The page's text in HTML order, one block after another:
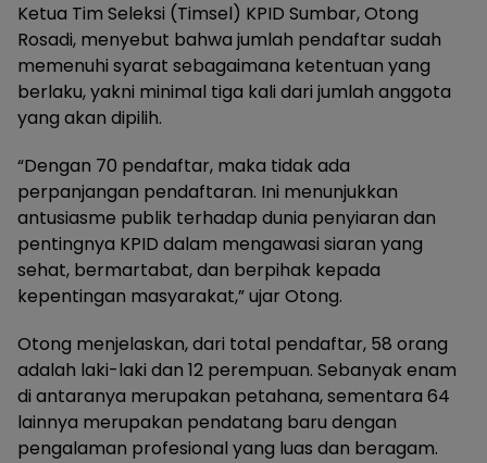
Ketua Tim Seleksi (Timsel) KPID Sumbar, Otong
Rosadi, menyebut bahwa jumlah pendaftar sudah
memenuhi syarat sebagaimana ketentuan yang
berlaku, yakni minimal tiga kali dari jumlah anggota
yang akan dipilih.
“Dengan 70 pendaftar, maka tidak ada
perpanjangan pendaftaran. Ini menunjukkan
antusiasme publik terhadap dunia penyiaran dan
pentingnya KPID dalam mengawasi siaran yang
sehat, bermartabat, dan berpihak kepada
kepentingan masyarakat,” ujar Otong.
Otong menjelaskan, dari total pendaftar, 58 orang
adalah laki-laki dan 12 perempuan. Sebanyak enam
di antaranya merupakan petahana, sementara 64
lainnya merupakan pendatang baru dengan
pengalaman profesional yang luas dan beragam.